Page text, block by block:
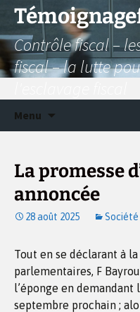
Aller
contenu
Contrôle fiscal –
fiscal – la lutte
Menu
La promesse
annoncée
28 août 2025 Société
Tout en se déclarant à
parlementaires, F
l’éponge en
septembre prochain ;